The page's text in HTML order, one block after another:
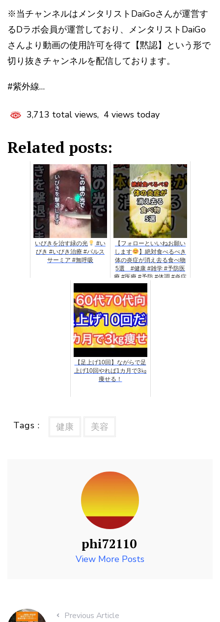
※当チャンネルはメンタリストDaiGoさんが運営す
るDラボ会員が運営しており、メンタリストDaiGo
さんより動画の使用許可を得て【黙認】という形で
切り抜きチャンネルを配信しております。
#紫外線…
3,713 total views, 4 views today
Related posts:
いびきを治す緑の光
#い
びき #いびき治療 #パルス
サーミア #無呼吸
【フォローといいねお願い
します
】絶対食べるべき
体の炎症が消え去る食べ物
5選 #健康 #雑学 #予防医
療 #医療 #予防 #体調 #炎症
#慢性炎症 #疲労
【足上げ10回】ながらで足
上げ10回やれば1カ月で3㎏
痩せる！
Tags : 健康 美容
phi72110
View More Posts
Previous Article